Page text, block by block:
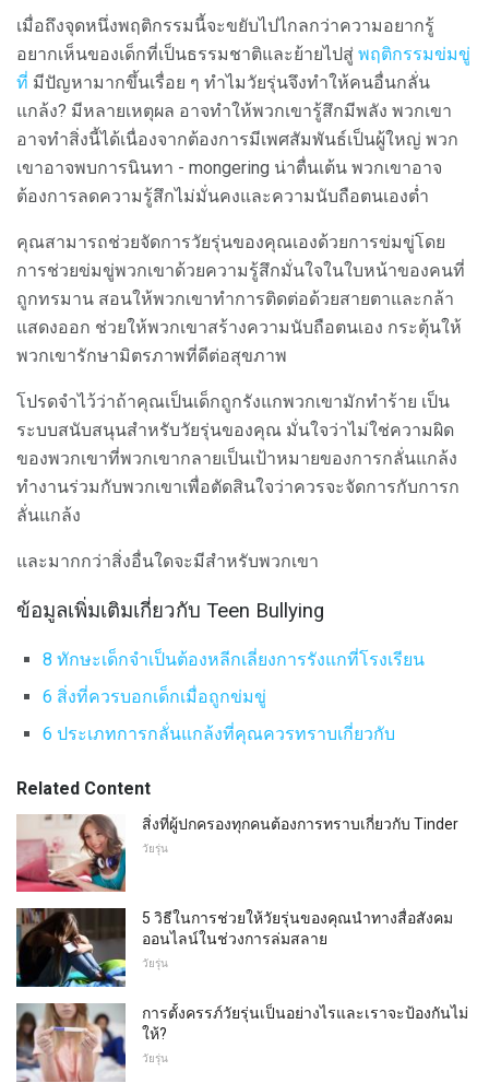
เมื่อถึงจุดหนึ่งพฤติกรรมนี้จะขยับไปไกลกว่าความอยากรู้
อยากเห็นของเด็กที่เป็นธรรมชาติและย้ายไปสู่ พฤติกรรมข่มขู่
ที่ มีปัญหามากขึ้นเรื่อย ๆ ทำไมวัยรุ่นจึงทำให้คนอื่นกลั่น
แกล้ง? มีหลายเหตุผล อาจทำให้พวกเขารู้สึกมีพลัง พวกเขา
อาจทำสิ่งนี้ได้เนื่องจากต้องการมีเพศสัมพันธ์เป็นผู้ใหญ่ พวก
เขาอาจพบการนินทา - mongering น่าตื่นเต้น พวกเขาอาจ
ต้องการลดความรู้สึกไม่มั่นคงและความนับถือตนเองต่ำ
คุณสามารถช่วยจัดการวัยรุ่นของคุณเองด้วยการข่มขู่โดย
การช่วยข่มขู่พวกเขาด้วยความรู้สึกมั่นใจในใบหน้าของคนที่
ถูกทรมาน สอนให้พวกเขาทำการติดต่อด้วยสายตาและกล้า
แสดงออก ช่วยให้พวกเขาสร้างความนับถือตนเอง กระตุ้นให้
พวกเขารักษามิตรภาพที่ดีต่อสุขภาพ
โปรดจำไว้ว่าถ้าคุณเป็นเด็กถูกรังแกพวกเขามักทำร้าย เป็น
ระบบสนับสนุนสำหรับวัยรุ่นของคุณ มั่นใจว่าไม่ใช่ความผิด
ของพวกเขาที่พวกเขากลายเป็นเป้าหมายของการกลั่นแกล้ง
ทำงานร่วมกับพวกเขาเพื่อตัดสินใจว่าควรจะจัดการกับการก
ลั่นแกล้ง
และมากกว่าสิ่งอื่นใดจะมีสำหรับพวกเขา
ข้อมูลเพิ่มเติมเกี่ยวกับ Teen Bullying
8 ทักษะเด็กจำเป็นต้องหลีกเลี่ยงการรังแกที่โรงเรียน
6 สิ่งที่ควรบอกเด็กเมื่อถูกข่มขู่
6 ประเภทการกลั่นแกล้งที่คุณควรทราบเกี่ยวกับ
Related Content
สิ่งที่ผู้ปกครองทุกคนต้องการทราบเกี่ยวกับ Tinder
วัยรุ่น
5 วิธีในการช่วยให้วัยรุ่นของคุณนำทางสื่อสังคม
ออนไลน์ในช่วงการล่มสลาย
วัยรุ่น
การตั้งครรภ์วัยรุ่นเป็นอย่างไรและเราจะป้องกันไม่
ให้?
วัยรุ่น